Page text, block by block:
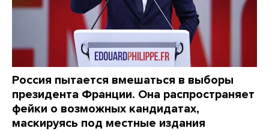
Россия пытается вмешаться в выборы
президента Франции. Она распространяет
фейки о возможных кандидатах,
маскируясь под местные издания